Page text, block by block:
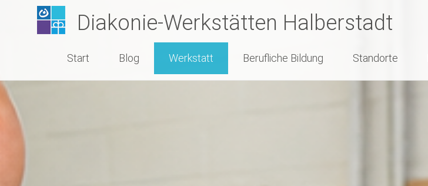
Diakonie-Werkstätten Halberstadt
Start Blog Werkstatt Berufliche Bildung Standorte